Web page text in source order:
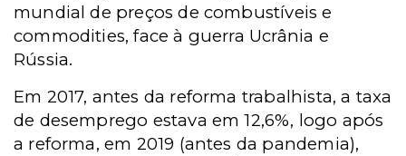
mundial de preços de combustíveis e
commodities, face à guerra Ucrânia e
Rússia.
Em 2017, antes da reforma trabalhista, a taxa
de desemprego estava em 12,6%, logo após
a reforma, em 2019 (antes da pandemia),